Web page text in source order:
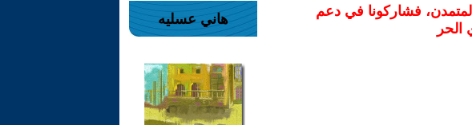
فشاركونا في دعم
الحر
هاني عسليه